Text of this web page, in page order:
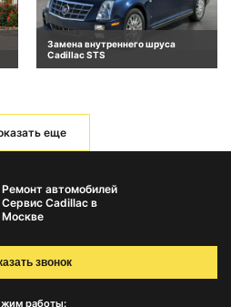
Замена внутреннего шруса
Cadillac STS
еще
Ремонт автомобилей
Сервис Cadillac в
Москве
работы:
звонок